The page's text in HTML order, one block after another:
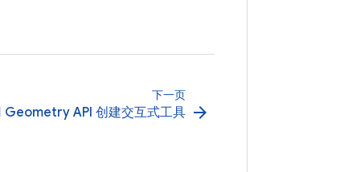
下一页
Geometry API 创建交互式工具 arrow_forward